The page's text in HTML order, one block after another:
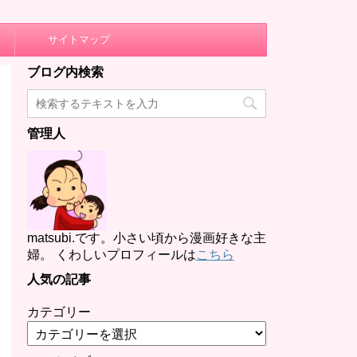
サイトマップ
ブログ内検索
管理人
matsubi.です。小さい頃から漫画好きな主
婦。 くわしいプロフィールはこちら
人気の記事
カテゴリー